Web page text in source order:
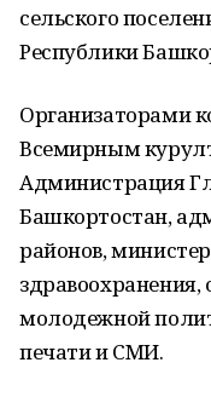
сельского
Республики
Организаторами
Всемирным
Администрация
Башкортостан,
районов,
здравоохранения,
молодежной
печати и СМИ.